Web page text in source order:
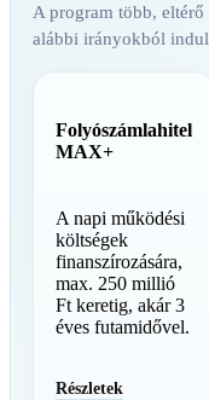
A program több,
alábbi irányokból
Folyószámlahitel
MAX+
A napi működési
költségek
finanszírozására,
max. 250 millió
Ft keretig, akár 3
éves futamidővel.
Részletek